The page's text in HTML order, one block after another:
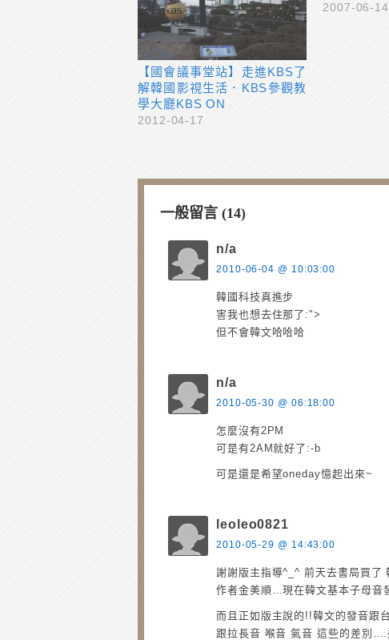
【國會議事堂站】走進KBS了
解韓國影視生活．KBS參觀教
學大廳KBS ON
2012-04-17
2007-06-14
一般留言 (14)
n/a
2010-06-04 @ 10:03:00
韓國科技真進步
害我也想去住那了:">
但不會韓文哈哈哈
n/a
2010-05-30 @ 06:18:00
怎麼沒有2PM
可是有2AM就好了:-b
可是還是希望oneday憶起出來~
leoleo0821
2010-05-29 @ 14:43:00
謝謝版主指導^_^ 前天去書局買了
作者金美順…現在韓文基本子母音
而且正如版主說的!!韓文的發音跟
跟拉長音 喉音 氣音 這些的差別